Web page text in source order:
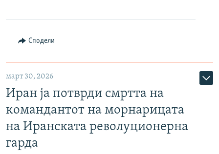
Сподели
март 30, 2026
Иран ја потврди смртта на
командантот на морнарицата
на Иранската револуционерна
гарда